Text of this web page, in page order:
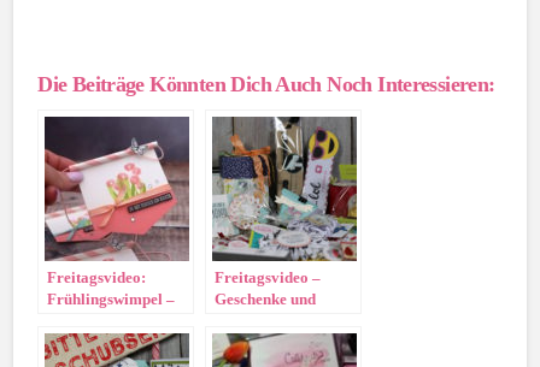
Die Beiträge Könnten Dich Auch Noch Interessieren:
Freitagsvideo:
Frühlingswimpel –
Freitagsvideo –
Geschenke und
in Wiesbaden